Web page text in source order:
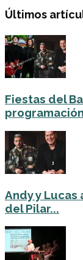
Últimos
Fiestas del
Andy y
del Pilar...